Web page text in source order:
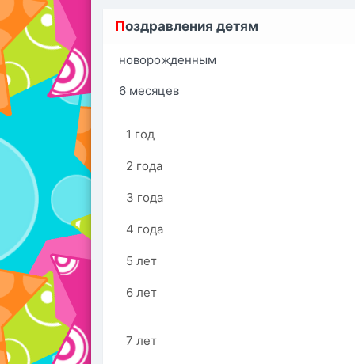
Поздравления детям
новорожденным
6 месяцев
1 год
2 года
3 года
4 года
5 лет
6 лет
7 лет